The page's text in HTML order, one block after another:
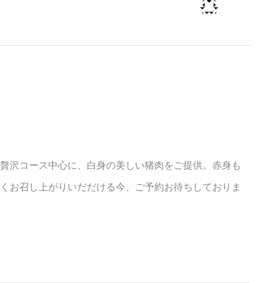
沢コース中心に、白身の美しい猪肉をご提供。赤身も
お召し上がりいだだける今、ご予約お待ちしておりま